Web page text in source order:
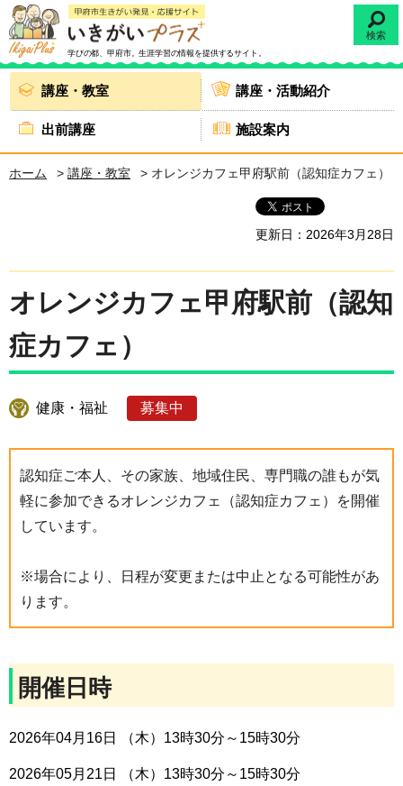
学びの都、甲府市。生涯学習の情報を提供するサイト。
検索
講座・教室 講座・活動紹介
出前講座 施設案内
ホーム > 講座・教室 > オレンジカフェ甲府駅前（認知症カフェ）
更新日：2026年3月28日
オレンジカフェ甲府駅前（認知
症カフェ）
健康・福祉 募集中
認知症ご本人、その家族、地域住民、専門職の誰もが気
軽に参加できるオレンジカフェ（認知症カフェ）を開催
しています。
※場合により、日程が変更または中止となる可能性があ
ります。
開催日時
2026年04月16日 （木）13時30分～15時30分
2026年05月21日 （木）13時30分～15時30分